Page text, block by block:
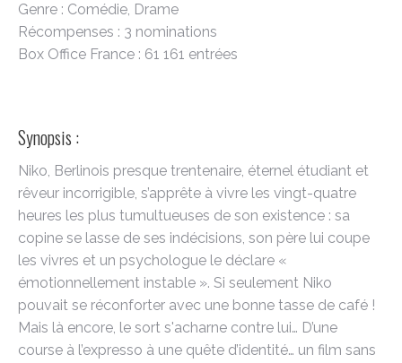
Genre : Comédie, Drame
Récompenses : 3 nominations
Box Office France : 61 161 entrées
Synopsis :
Niko, Berlinois presque trentenaire, éternel étudiant et
rêveur incorrigible, s’apprête à vivre les vingt-quatre
heures les plus tumultueuses de son existence : sa
copine se lasse de ses indécisions, son père lui coupe
les vivres et un psychologue le déclare «
émotionnellement instable ». Si seulement Niko
pouvait se réconforter avec une bonne tasse de café !
Mais là encore, le sort s'acharne contre lui… D’une
course à l’expresso à une quête d’identité… un film sans